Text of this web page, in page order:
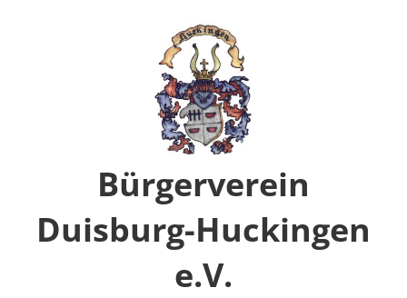
Bürgerverein
Duisburg-Huckingen
e.V.